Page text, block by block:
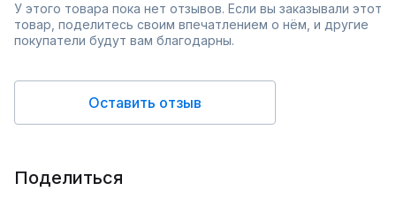
У этого товара пока нет отзывов. Если вы заказывали этот
товар, поделитесь своим впечатлением о нём, и другие
покупатели будут вам благодарны.
Оставить отзыв
Поделиться